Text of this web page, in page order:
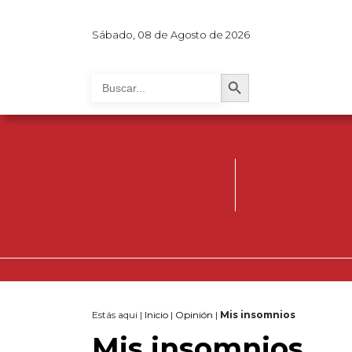
Sábado, 08 de Agosto de 2026
for:
Search Button
Estás aqui | Inicio | Opinión | Mis insomnios